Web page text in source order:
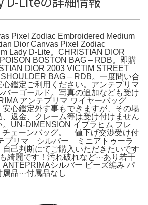
Pixel Zodiac Embroidered Medium
Dior Canvas Pixel Zodiac
Lady D-Lite。CHRISTIAN DIOR
BOSTON BAG – RDB。即購
DIOR 2003 VICTIM STREET
BAG – RDB。一度問い合
鑑定ご利用ください。アンテプリマ
ーゴールド。写真の追加なども受け
アンテプリマ ワイヤーバッグ
心鑑定外す事もできますが、その場
返金、クレーム等は受け付けません
UN-DIMENSION イブラヒム フレ
チェーンバッグ。 値下げ交渉受け付
プリマ シルバー ミニアトゥーラ
己判断にてご購入いただきたいです
綺麗です！汚れ破れなど···あり若干
シルバー ビーズ編み パ
品···付属品なし